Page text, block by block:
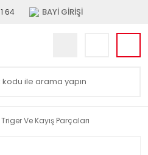
64 BAYİ GİRİŞİ
Triger Ve Kayış Parçaları